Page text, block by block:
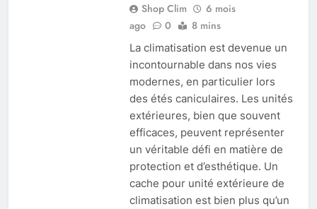
Shop Clim
6 mois
ago
0 8 mins
La climatisation est devenue un
incontournable dans nos vies
modernes, en particulier lors
des étés caniculaires. Les unités
extérieures, bien que souvent
efficaces, peuvent représenter
un véritable défi en matière de
protection et d’esthétique. Un
cache pour unité extérieure de
climatisation est bien plus qu’un